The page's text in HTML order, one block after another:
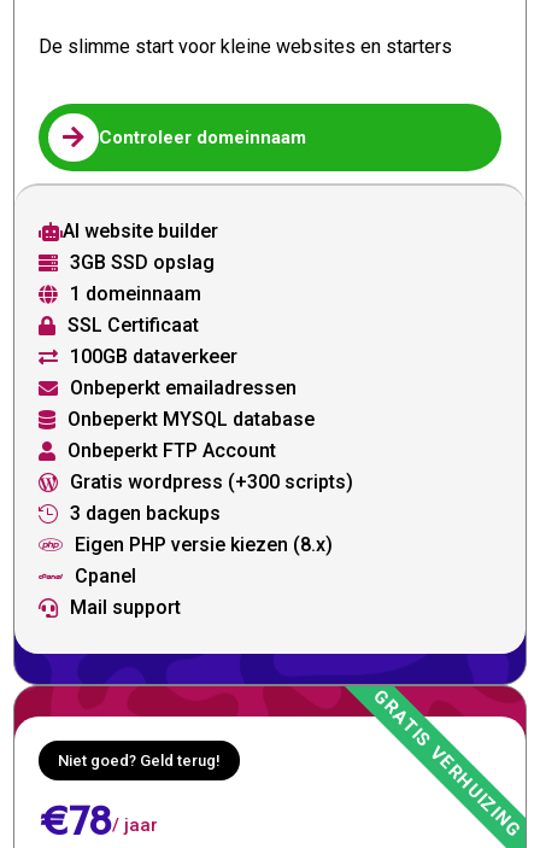
De slimme start voor kleine websites en starters
 Controleer domeinnaam
AI website builder
 3GB SSD opslag
 1 domeinnaam
 SSL Certificaat
 100GB dataverkeer
 Onbeperkt emailadressen
 Onbeperkt MYSQL database
 Onbeperkt FTP Account
 Gratis wordpress (+300 scripts)
 3 dagen backups
 Eigen PHP versie kiezen (8.x)
 Cpanel
 Mail support
Niet goed? Geld terug!
€78/ jaar